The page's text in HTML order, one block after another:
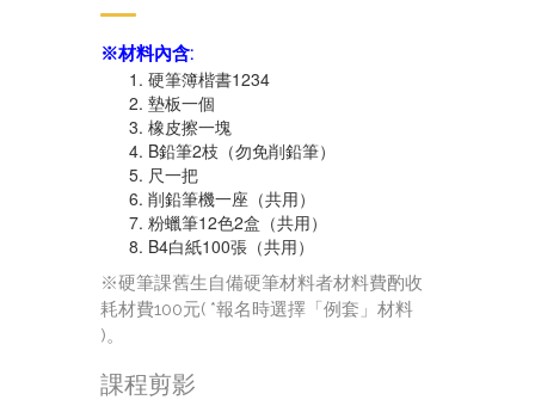
※材料內含:
硬筆簿楷書1234
墊板一個
橡皮擦一塊
B鉛筆2枝（勿免削鉛筆）
尺一把
削鉛筆機一座（共用）
粉蠟筆12色2盒（共用）
B4白紙100張（共用）
※硬筆課舊生自備硬筆材料者材料費酌收
耗材費100元( *報名時選擇「例套」材料
)。
課程剪影